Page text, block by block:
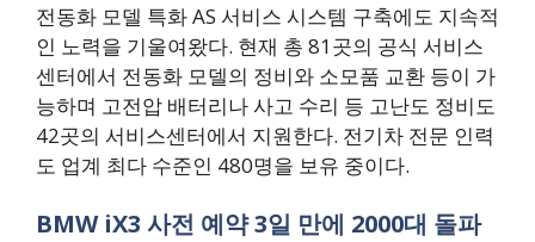
전동화 모델 특화 AS 서비스 시스템 구축에도 지속적
인 노력을 기울여왔다. 현재 총 81곳의 공식 서비스
센터에서 전동화 모델의 정비와 소모품 교환 등이 가
능하며 고전압 배터리나 사고 수리 등 고난도 정비도
42곳의 서비스센터에서 지원한다. 전기차 전문 인력
도 업계 최다 수준인 480명을 보유 중이다.
BMW iX3 사전 예약 3일 만에 2000대 돌파